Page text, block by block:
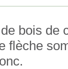
bois de
flèche